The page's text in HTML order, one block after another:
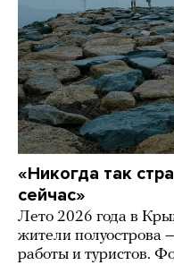
«Никогда так
сейчас»
Лето 2026 года в
жители полуострова
работы и туристов.